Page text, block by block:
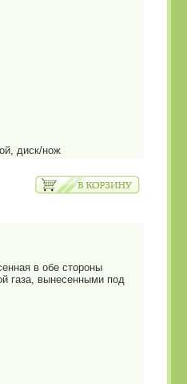
диск/нож
в обе стороны
газа, вынесенными под